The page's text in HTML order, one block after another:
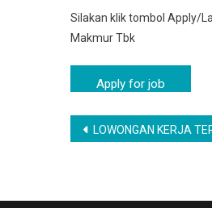
Silakan klik tombol Apply/
Makmur Tbk
Navigasi
LOWONGAN KERJA TERBARU PAMEKASAN TAHUN 2025 | LOKER PAMEKASAN